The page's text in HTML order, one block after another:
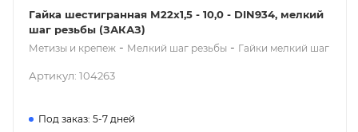
Гайка шестигранная М22x1,5 - 10,0 - DIN934, мелкий
шаг резьбы (ЗАКАЗ)
Метизы и крепеж - Мелкий шаг резьбы - Гайки мелкий шаг
Артикул: 104263
Под заказ: 5-7 дней